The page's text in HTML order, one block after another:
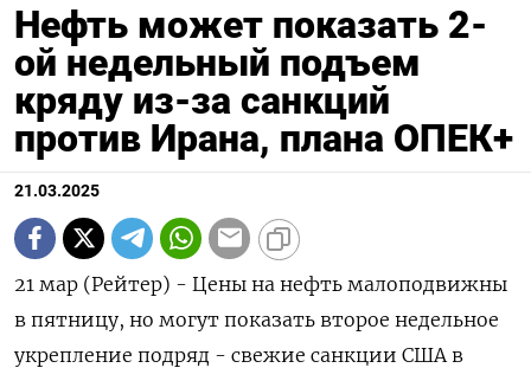
Нефть может показать 2-
ой недельный подъем
кряду из-за санкций
против Ирана, плана ОПЕК+
21.03.2025
21 мар (Рейтер) - Цены на нефть малоподвижны
в пятницу, но могут показать второе недельное
укрепление подряд - свежие санкции США в